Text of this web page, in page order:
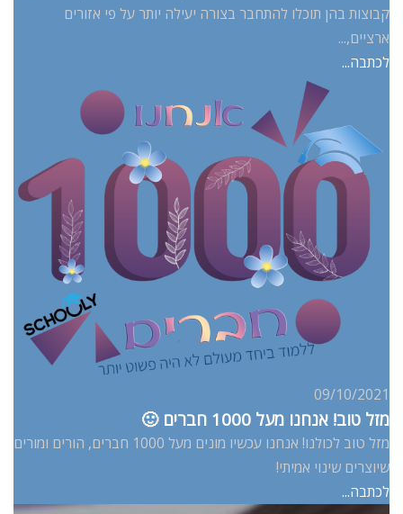
קבוצות בהן תוכלו להתחבר בצורה יעילה יותר על פי אזורים
ארציים,...
לכתבה...
09/10/2021
מזל טוב! אנחנו מעל 1000 חברים 🙂
מזל טוב לכולנו! אנחנו עכשיו מונים מעל 1000 חברים, הורים ומורים
שיוצרים שינוי אמיתי!
לכתבה...